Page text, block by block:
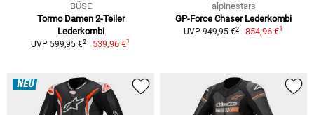
BÜSE
Tormo Damen 2-Teiler
Lederkombi
UVP 599,95 €2 539,96 €1
alpinestars
GP-Force Chaser Lederkombi
UVP 949,95 €2 854,96 €1
NEU